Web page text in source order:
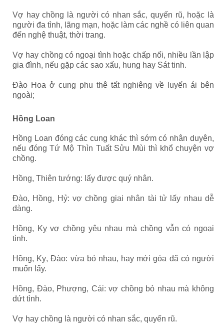
Vợ hay chồng là người có nhan sắc, quyến rũ, hoặc là
người đa tình, lãng mạn, hoặc làm các nghề có liên quan
đến nghệ thuật, thời trang.
Vợ hay chồng có ngoại tình hoặc chấp nối, nhiều lần lập
gia đình, nếu gặp các sao xấu, hung hay Sát tinh.
Đào Hoa ở cung phu thê tất nghiêng về luyến ái bên
ngoài;
Hồng Loan
Hồng Loan đóng các cung khác thì sớm có nhân duyên,
nếu đóng Tứ Mộ Thìn Tuất Sửu Mùi thì khổ chuyện vợ
chồng.
Hồng, Thiên tướng: lấy được quý nhân.
Đào, Hồng, Hỷ: vợ chồng giai nhân tài tử lấy nhau dễ
dàng.
Hồng, Kỵ vợ chồng yêu nhau mà chồng vẫn có ngoại
tình.
Hồng, Kỵ, Đào: vừa bỏ nhau, hay mới góa đã có người
muốn lấy.
Hồng, Đào, Phượng, Cái: vợ chồng bỏ nhau mà không
dứt tình.
Vợ hay chồng là người có nhan sắc, quyến rũ.